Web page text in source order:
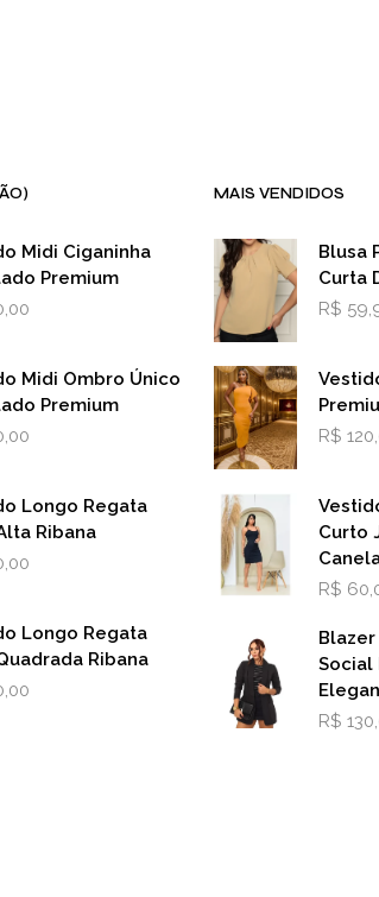
Midi Ciganinha
Premium
Midi Ombro Único
Premium
Longo Regata
Ribana
Longo Regata
Ribana
MAIS VENDIDOS
Blusa
Curta
R$
R$
Curto
R$
Social
R$